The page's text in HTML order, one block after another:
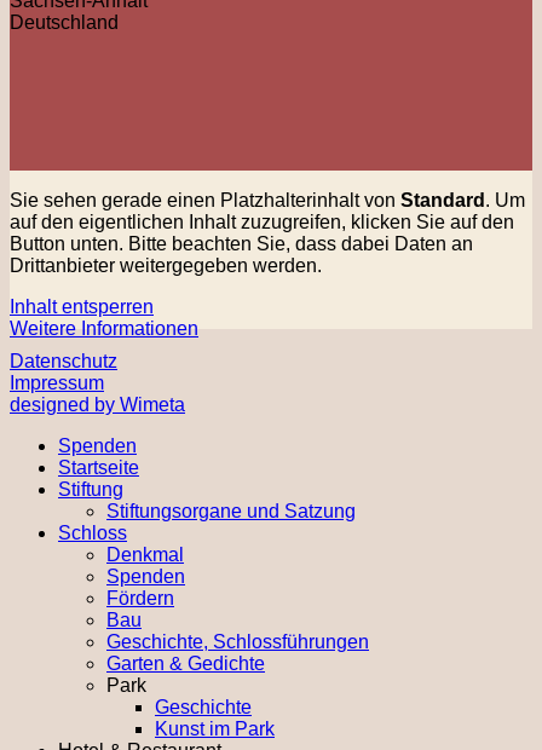
Deutschland
Sie sehen gerade einen Platzhalterinhalt von Standard . Um
auf den eigentlichen Inhalt zuzugreifen, klicken Sie auf den
Button unten. Bitte beachten Sie, dass dabei Daten an
Drittanbieter weitergegeben werden.
Inhalt entsperren
Weitere Informationen
Datenschutz
Impressum
designed by Wimeta
Spenden
Startseite
Stiftung
Stiftungsorgane und Satzung
Schloss
Denkmal
Spenden
Fördern
Bau
Geschichte, Schlossführungen
Garten & Gedichte
Park
Geschichte
Kunst im Park